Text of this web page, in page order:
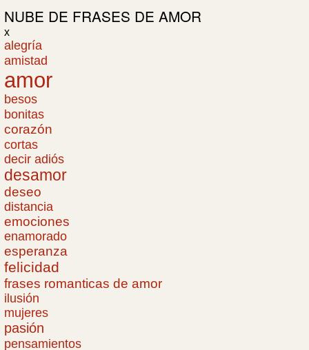
NUBE DE FRASES DE AMOR
x
alegría
amistad
amor
besos
bonitas
corazón
cortas
decir adiós
desamor
deseo
distancia
emociones
enamorado
esperanza
felicidad
frases romanticas de amor
ilusión
mujeres
pasión
pensamientos